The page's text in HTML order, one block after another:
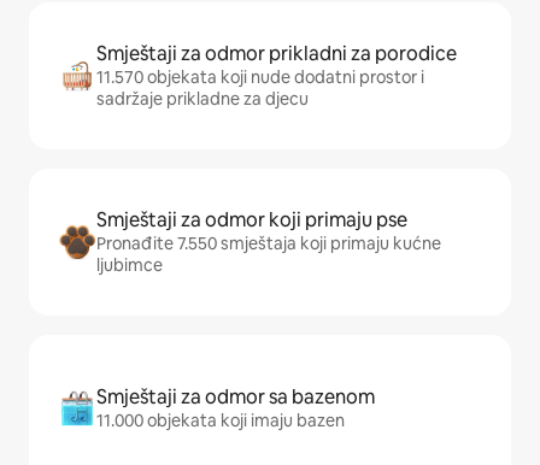
Smještaji za odmor prikladni za porodice
11.570 objekata koji nude dodatni prostor i
sadržaje prikladne za djecu
Smještaji za odmor koji primaju pse
Pronađite 7.550 smještaja koji primaju kućne
ljubimce
Smještaji za odmor sa bazenom
11.000 objekata koji imaju bazen